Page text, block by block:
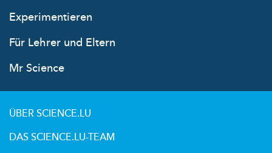
Experimentieren
Für Lehrer und Eltern
Mr Science
ÜBER SCIENCE.LU
DAS SCIENCE.LU-TEAM